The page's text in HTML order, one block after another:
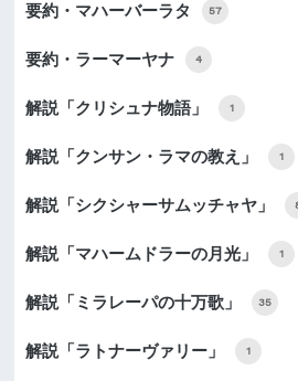
要約・マハーバーラタ 57
要約・ラーマーヤナ 4
解説「クリシュナ物語」 1
解説「クンサン・ラマの教え」 1
解説「シクシャーサムッチャヤ」
解説「マハームドラーの月光」 1
解説「ミラレーパの十万歌」 35
解説「ラトナーヴァリー」 1